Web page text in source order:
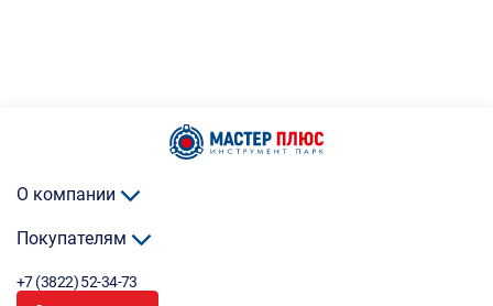
О компании
Покупателям
+7 (3822) 52-34-73